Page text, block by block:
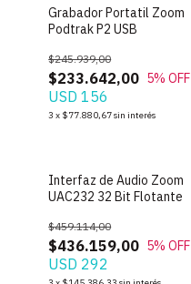
Grabador Portatil Zoom
Podtrak P2 USB
$233.642,00
$245.939,00
5% OFF
USD 156
3 x $77.880,67sin interés
Interfaz de Audio Zoom
UAC232 32 Bit Flotante
$436.159,00
$459.114,00
5% OFF
USD 292